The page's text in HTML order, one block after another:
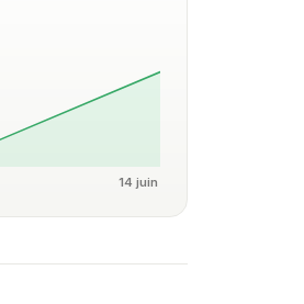
14 juin